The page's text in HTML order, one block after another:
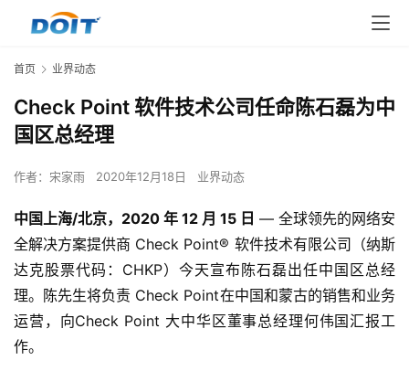
首页 业界动态
Check Point 软件技术公司任命陈石磊为中
国区总经理
作者： 宋家雨 2020年12月18日 业界动态
中国上海/北京，2020 年 12 月 15 日 — 全球领先的网络安
全解决方案提供商 Check Point® 软件技术有限公司（纳斯
达克股票代码：CHKP）今天宣布陈石磊出任中国区总经
理。陈先生将负责 Check Point在中国和蒙古的销售和业务
运营，向Check Point 大中华区董事总经理何伟国汇报工
作。